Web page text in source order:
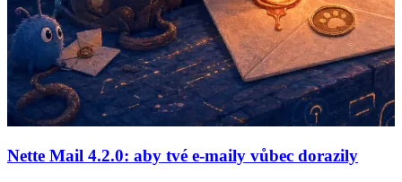
Nette Mail 4.2.0: aby tvé e-maily vůbec dorazily